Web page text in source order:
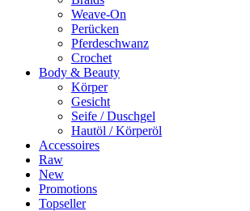
Weave-On
Perücken
Pferdeschwanz
Crochet
Body & Beauty
Körper
Gesicht
Seife / Duschgel
Hautöl / Körperöl
Accessoires
Raw
New
Promotions
Topseller